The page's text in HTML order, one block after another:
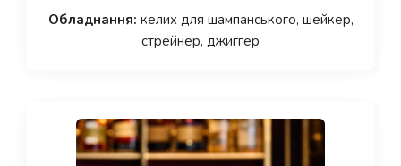
Обладнання: келих для шампанського, шейкер,
стрейнер, джиггер